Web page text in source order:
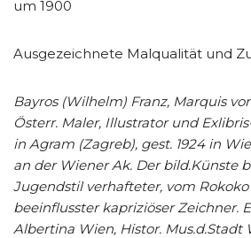
um 1900
Ausgezeichnete Malqualität und
Bayros (Wilhelm) Franz, Marquis
Österr. Maler, Illustrator und
in Agram (Zagreb), gest. 1924 in
an der Wiener Ak. Der bild.Künste
Jugendstil verhafteter, vom
beeinflusster kapriziöser Zeichner.
Albertina Wien, Histor. Mus.d.Stadt